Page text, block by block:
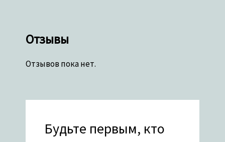
Отзывы
Отзывов пока нет.
Будьте первым, кто